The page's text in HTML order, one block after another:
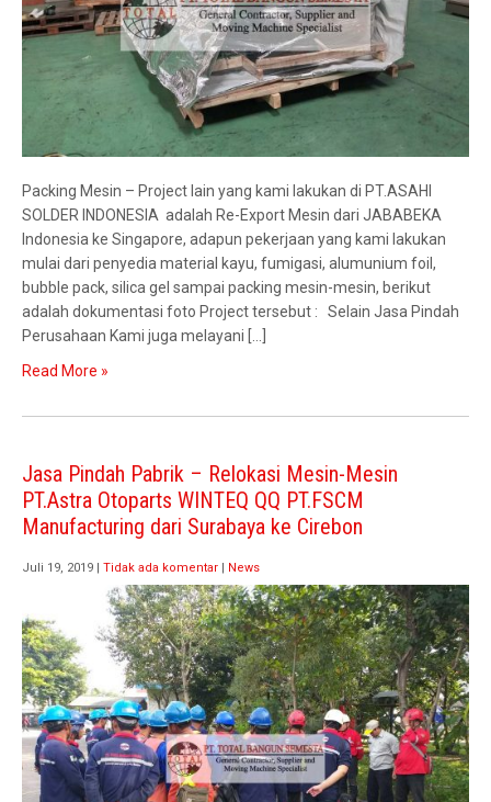
Packing Mesin – Project lain yang kami lakukan di PT.ASAHI
SOLDER INDONESIA adalah Re-Export Mesin dari JABABEKA
Indonesia ke Singapore, adapun pekerjaan yang kami lakukan
mulai dari penyedia material kayu, fumigasi, alumunium foil,
bubble pack, silica gel sampai packing mesin-mesin, berikut
adalah dokumentasi foto Project tersebut : Selain Jasa Pindah
Perusahaan Kami juga melayani […]
Read More »
Jasa Pindah Pabrik – Relokasi Mesin-Mesin
PT.Astra Otoparts WINTEQ QQ PT.FSCM
Manufacturing dari Surabaya ke Cirebon
Juli 19, 2019 Tidak ada komentar News